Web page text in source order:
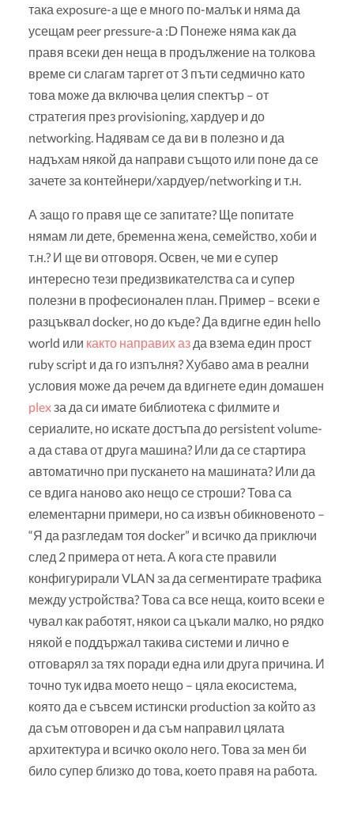
така exposure-a ще е много по-малък и няма да
усещам peer pressure-а :D Понеже няма как да
правя всеки ден неща в продължение на толкова
време си слагам таргет от 3 пъти седмично като
това може да включва целия спектър – от
стратегия през provisioning, хардуер и до
networking. Надявам се да ви в полезно и да
надъхам някой да направи същото или поне да се
зачете за контейнери/хардуер/networking и т.н.
А защо го правя ще се запитате? Ще попитате
нямам ли дете, бременна жена, семейство, хоби и
т.н.? И ще ви отговоря. Освен, че ми е супер
интересно тези предизвикателства са и супер
полезни в професионален план. Пример – всеки е
разцъквал docker, но до къде? Да вдигне един hello
world или както направих азда взема един прост
ruby script и да го изпълня? Хубаво ама в реални
условия може да речем да вдигнете един домашен
plexза да си имате библиотека с филмите и
сериалите, но искате достъпа до persistent volume-
а да става от друга машина? Или да се стартира
автоматично при пускането на машината? Или да
се вдига наново ако нещо се строши? Това са
елементарни примери, но са извън обикновеното –
“Я да разгледам тоя docker” и всичко да приключи
след 2 примера от нета. А кога сте правили
конфигурирали VLAN за да сегментирате трафика
между устройства? Това са все неща, които всеки е
чувал как работят, някои са цъкали малко, но рядко
някой е поддържал такива системи и лично е
отговарял за тях поради една или друга причина. И
точно тук идва моето нещо – цяла екосистема,
която да е съвсем истински production за който аз
да съм отговорен и да съм направил цялата
архитектура и всичко около него. Това за мен би
било супер близко до това, което правя на работа.